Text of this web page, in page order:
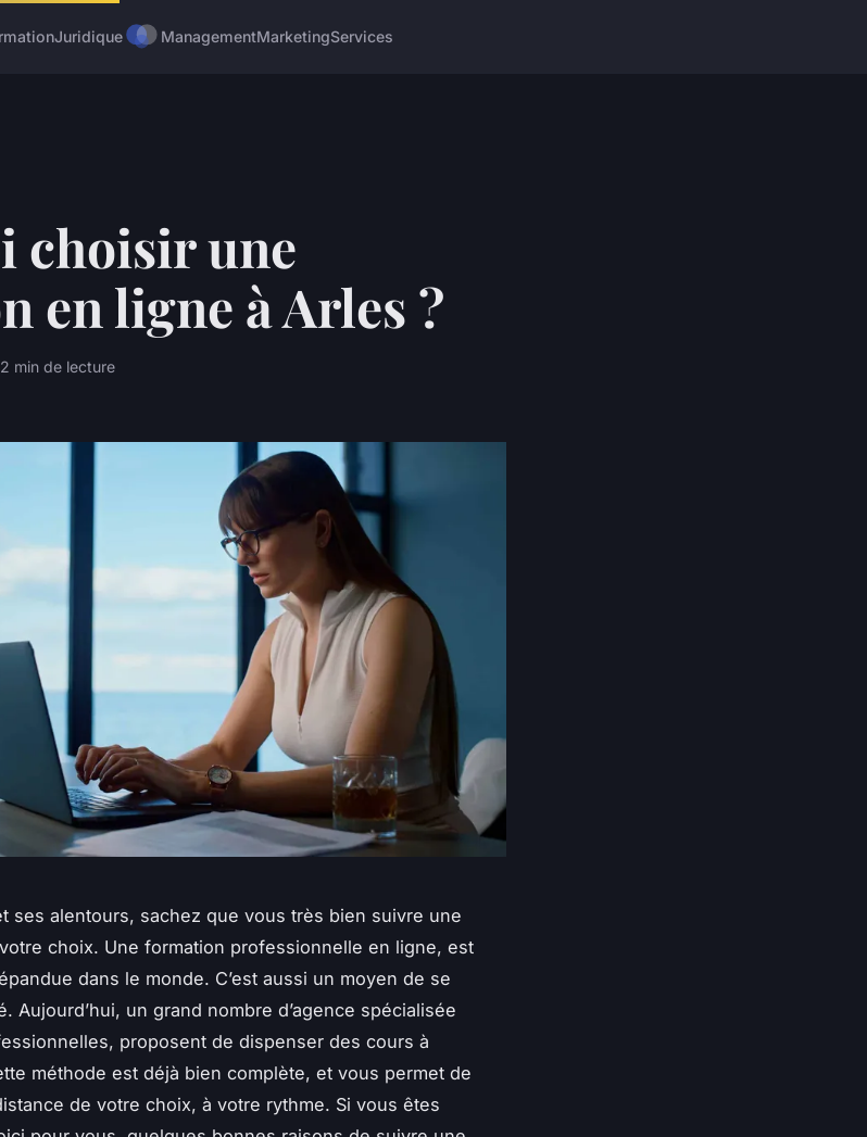
Juridique ManagementMarketingServices
choisir une
en ligne à Arles ?
min de lecture
ses alentours, sachez que vous très bien suivre une
choix. Une formation professionnelle en ligne, est
dans le monde. C’est aussi un moyen de se
Aujourd’hui, un grand nombre d’agence spécialisée
proposent de dispenser des cours à
méthode est déjà bien complète, et vous permet de
de votre choix, à votre rythme. Si vous êtes